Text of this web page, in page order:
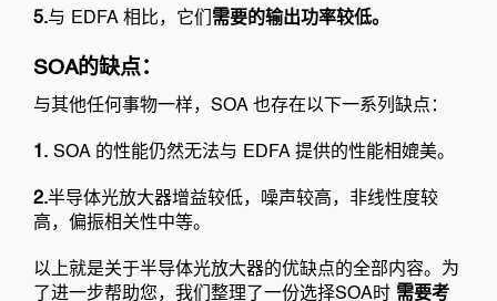
5.与 EDFA 相比，它们 需要的输出功率较低。
SOA的缺点：
与其他任何事物一样，SOA 也存在以下一系列缺点：
1. SOA 的性能仍然无法与 EDFA 提供的性能相媲美。
2.半导体光放大器增益较低，噪声较高，非线性度较
高，偏振相关性中等。
以上就是关于半导体光放大器的优缺点的全部内容。为
了进一步帮助您，我们整理了一份选择SOA时 需要考